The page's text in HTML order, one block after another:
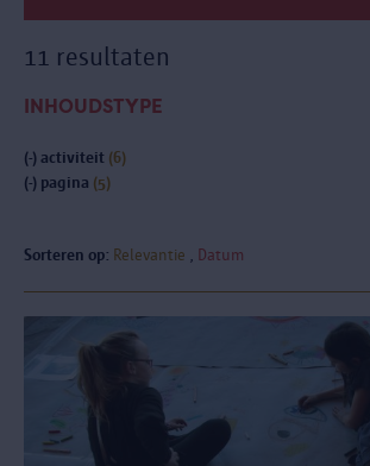
11 resultaten
INHOUDSTYPE
(-) activiteit (6)
(-) pagina (5)
Sorteren op: Relevantie Datum